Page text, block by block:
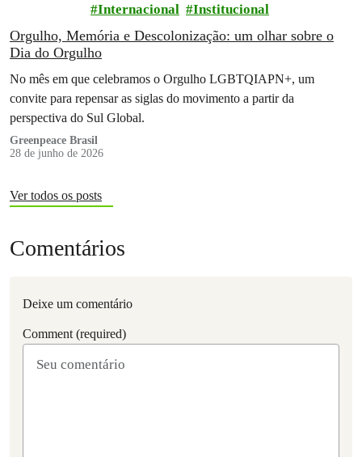
Internacional
Institucional
Orgulho, Memória e Descolonização: um olhar sobre o
Dia do Orgulho
No mês em que celebramos o Orgulho LGBTQIAPN+, um
convite para repensar as siglas do movimento a partir da
perspectiva do Sul Global.
Greenpeace Brasil
28 de junho de 2026
Ver todos os posts
Comentários
Deixe um comentário
Comment (required)